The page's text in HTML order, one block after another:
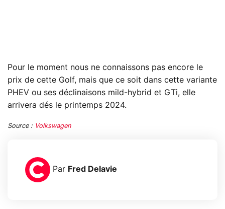
Pour le moment nous ne connaissons pas encore le
prix de cette Golf, mais que ce soit dans cette variante
PHEV ou ses déclinaisons mild-hybrid et GTi, elle
arrivera dés le printemps 2024.
Source : Volkswagen
Par Fred Delavie